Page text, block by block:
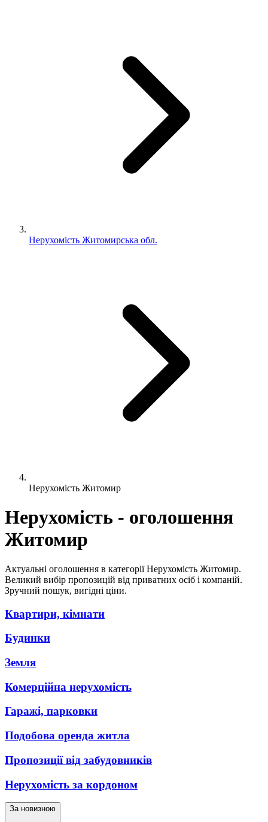
Нерухомість Житомирська обл.
Нерухомість Житомир
Нерухомість - оголошення
Житомир
Актуальні оголошення в категорії Нерухомість Житомир.
Великий вибір пропозицій від приватних осіб і компаній.
Зручний пошук, вигідні ціни.
Квартири, кімнати
Будинки
Земля
Комерційна нерухомість
Гаражі, парковки
Подобова оренда житла
Пропозиції від забудовників
Нерухомість за кордоном
За новизною